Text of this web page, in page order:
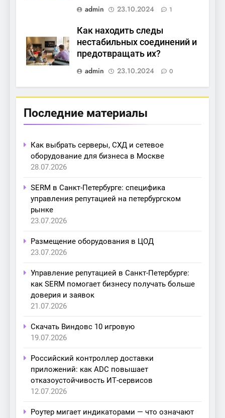
admin
23.10.2024 1
Как находить следы
нестабильных соединений и
предотвращать их?
admin
23.10.2024 0
Последние материалы
Как выбрать серверы, СХД и сетевое
оборудование для бизнеса в Москве
28.07.2026
SERM в Санкт-Петербурге: специфика
управления репутацией на петербургском
рынке
23.07.2026
Размещение оборудования в ЦОД
23.07.2026
Управление репутацией в Санкт-Петербурге:
как SERM помогает бизнесу получать больше
доверия и заявок
21.07.2026
Скачать Виндовс 10 игровую
19.07.2026
Российский контроллер доставки
приложений: как ADC повышает
отказоустойчивость ИТ-сервисов
12.07.2026
Роутер мигает индикаторами — что означают